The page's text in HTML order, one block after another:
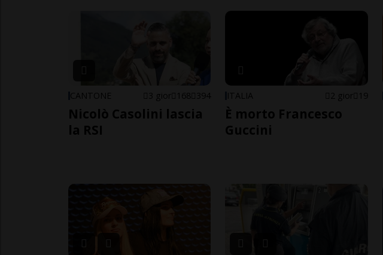
CANTONE 3 gior 168 394
Nicolò Casolini lascia
la RSI
ITALIA 2 gior 19
È morto Francesco
Guccini